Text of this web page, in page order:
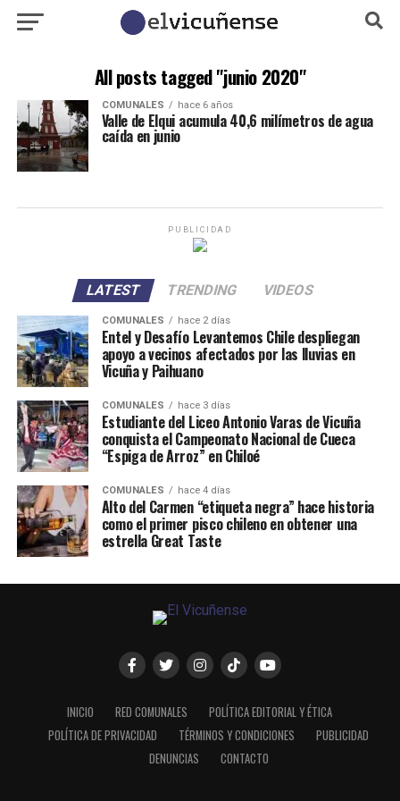
All posts tagged "junio 2020"
COMUNALES hace 6 años
Valle de Elqui acumula 40,6 milímetros de agua
caída en junio
PUBLICIDAD
LATEST TRENDING VIDEOS
COMUNALES hace 2 días
Entel y Desafío Levantemos Chile despliegan
apoyo a vecinos afectados por las lluvias en
Vicuña y Paihuano
COMUNALES hace 3 días
Estudiante del Liceo Antonio Varas de Vicuña
conquista el Campeonato Nacional de Cueca
“Espiga de Arroz” en Chiloé
COMUNALES hace 4 días
Alto del Carmen “etiqueta negra” hace historia
como el primer pisco chileno en obtener una
estrella Great Taste
INICIO RED COMUNALES
POLÍTICA EDITORIAL Y ÉTICA
POLÍTICA DE PRIVACIDAD
TÉRMINOS Y CONDICIONES
PUBLICIDAD
DENUNCIAS
CONTACTO